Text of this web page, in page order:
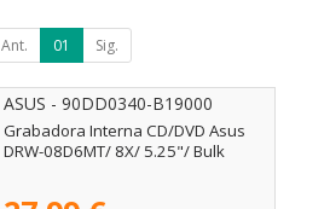
Ant. 01 Sig.
ASUS - 90DD0340-B19000
Grabadora Interna CD/DVD Asus
DRW-08D6MT/ 8X/ 5.25"/ Bulk